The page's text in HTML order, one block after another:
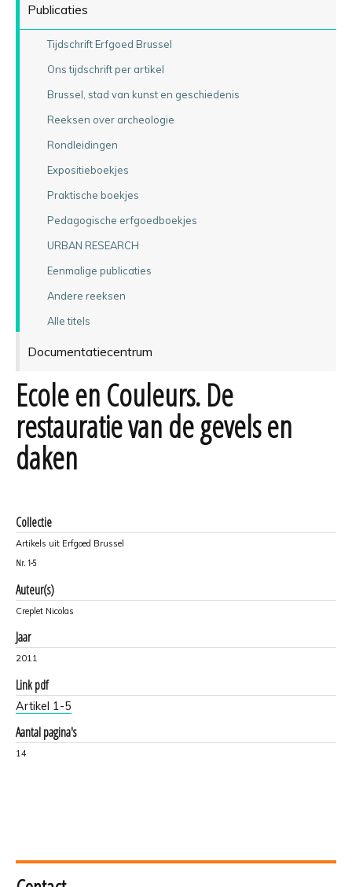
Publicaties
Tijdschrift Erfgoed Brussel
Ons tijdschrift per artikel
Brussel, stad van kunst en geschiedenis
Reeksen over archeologie
Rondleidingen
Expositieboekjes
Praktische boekjes
Pedagogische erfgoedboekjes
URBAN RESEARCH
Eenmalige publicaties
Andere reeksen
Alle titels
Documentatiecentrum
Ecole en Couleurs. De
restauratie van de gevels en
daken
Collectie
Artikels uit Erfgoed Brussel
Nr. 1-5
Auteur(s)
Creplet Nicolas
Jaar
2011
Link pdf
Artikel 1-5
Aantal pagina's
14